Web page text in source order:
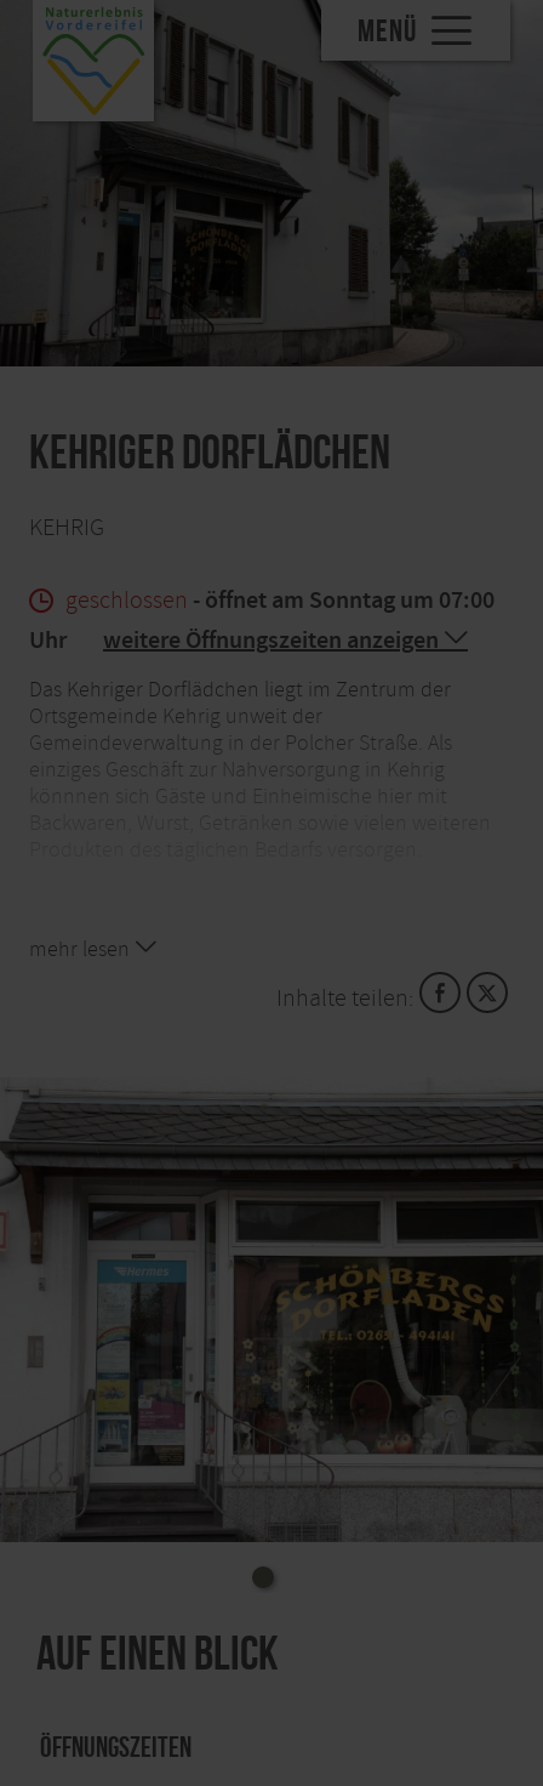
MENÜ
Kehriger Dorflädchen
KEHRIG
geschlossen - öffnet am Sonntag um 07:00
Uhr
weitere Öffnungszeiten anzeigen
Das Kehriger Dorflädchen liegt im Zentrum der
Ortsgemeinde Kehrig unweit der
Gemeindeverwaltung in der Polcher Straße. Als
einziges Geschäft zur Nahversorgung in Kehrig
mehr lesen
Inhalte teilen:
Auf einen Blick
Öffnungszeiten